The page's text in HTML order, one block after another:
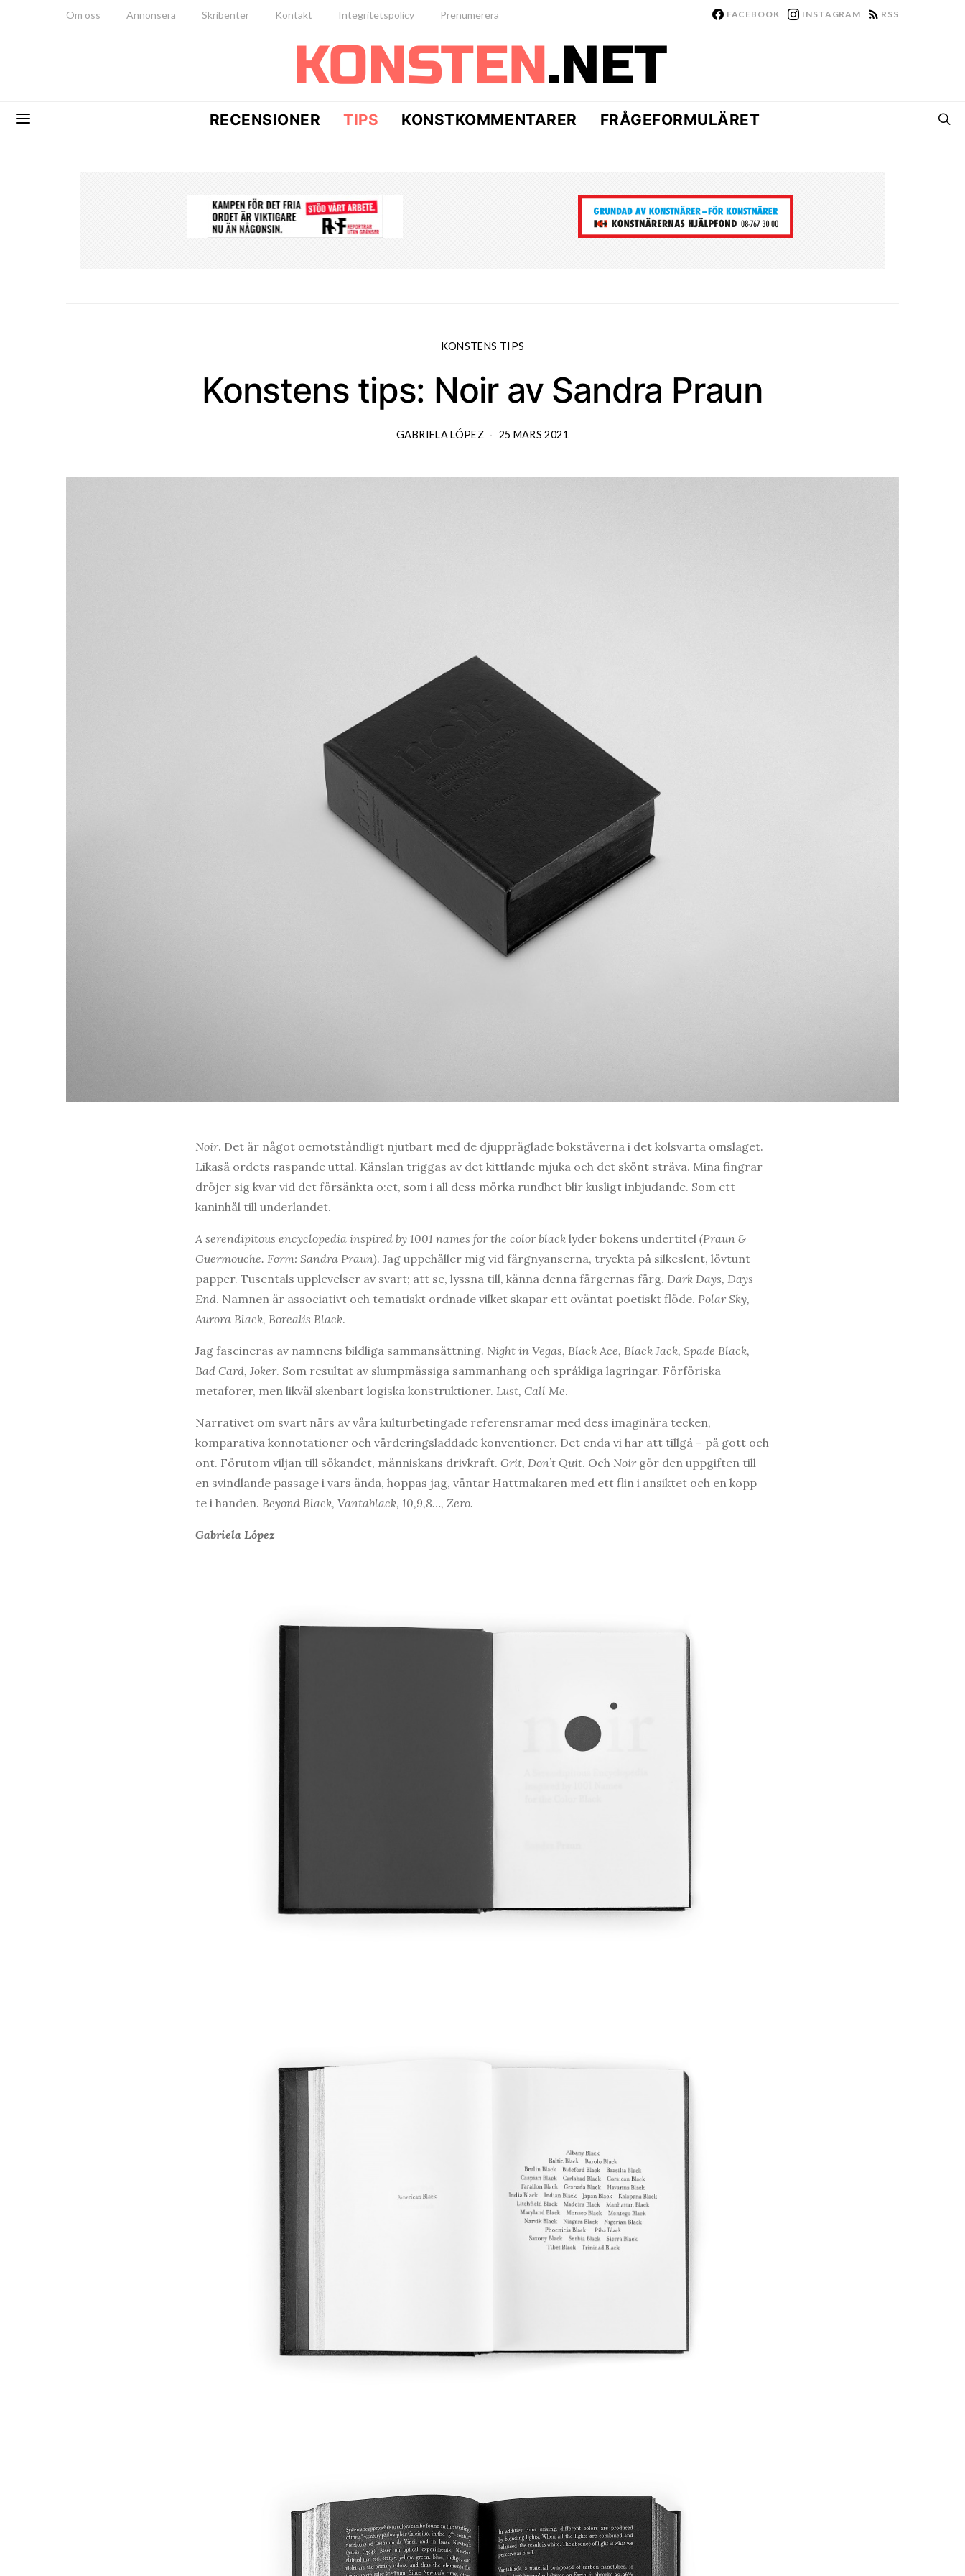
Om oss Annonsera Skribenter Kontakt Integritetspolicy Prenumerera FACEBOOK INSTAGRAM RSS
RECENSIONER TIPS KONSTKOMMENTARER FRÅGEFORMULÄRET
KONSTENS TIPS
Konstens tips: Noir av Sandra Praun
GABRIELA LÓPEZ 25 MARS 2021
Noir. Det är något oemotståndligt njutbart med de djuppräglade bokstäverna i det kolsvarta omslaget.
Likaså ordets raspande uttal. Känslan triggas av det kittlande mjuka och det skönt sträva. Mina fingrar
dröjer sig kvar vid det försänkta o:et, som i all dess mörka rundhet blir kusligt inbjudande. Som ett
kaninhål till underlandet.
A serendipitous encyclopedia inspired by 1001 names for the color black lyder bokens undertitel (Praun &
Guermouche. Form: Sandra Praun). Jag uppehåller mig vid färgnyanserna, tryckta på silkeslent, lövtunt
papper. Tusentals upplevelser av svart; att se, lyssna till, känna denna färgernas färg. Dark Days, Days
End. Namnen är associativt och tematiskt ordnade vilket skapar ett oväntat poetiskt flöde. Polar Sky,
Aurora Black, Borealis Black.
Jag fascineras av namnens bildliga sammansättning. Night in Vegas, Black Ace, Black Jack, Spade Black,
Bad Card, Joker. Som resultat av slumpmässiga sammanhang och språkliga lagringar. Förföriska
metaforer, men likväl skenbart logiska konstruktioner. Lust, Call Me.
Narrativet om svart närs av våra kulturbetingade referensramar med dess imaginära tecken,
komparativa konnotationer och värderingsladdade konventioner. Det enda vi har att tillgå – på gott och
ont. Förutom viljan till sökandet, människans drivkraft. Grit, Don’t Quit. Och Noir gör den uppgiften till
en svindlande passage i vars ända, hoppas jag, väntar Hattmakaren med ett flin i ansiktet och en kopp
te i handen. Beyond Black, Vantablack, 10,9,8…, Zero.
Gabriela López